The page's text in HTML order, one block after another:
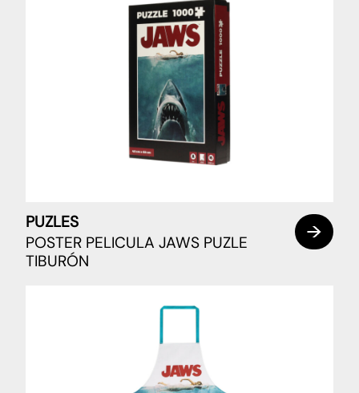
PUZLES
POSTER PELICULA JAWS PUZLE
TIBURÓN